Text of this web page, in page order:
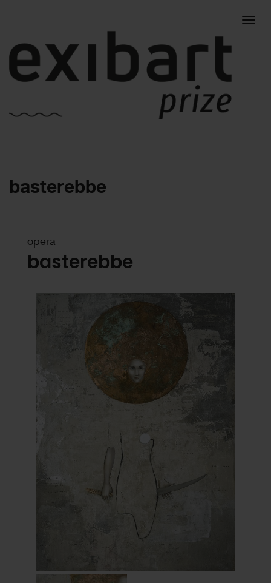
basterebbe
opera
basterebbe